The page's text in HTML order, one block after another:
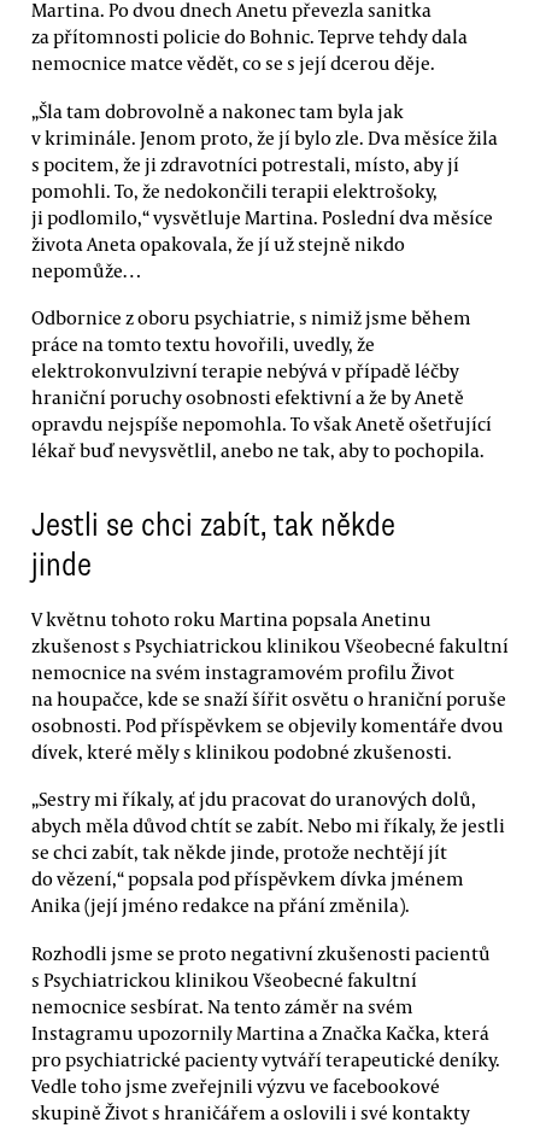
Martina. Po dvou dnech Anetu převezla sanitka
za přítomnosti policie do Bohnic. Teprve tehdy dala
nemocnice matce vědět, co se s její dcerou děje.
„Šla tam dobrovolně a nakonec tam byla jak
v kriminále. Jenom proto, že jí bylo zle. Dva měsíce žila
s pocitem, že ji zdravotníci potrestali, místo, aby jí
pomohli. To, že nedokončili terapii elektrošoky,
ji podlomilo,“ vysvětluje Martina. Poslední dva měsíce
života Aneta opakovala, že jí už stejně nikdo
nepomůže…
Odbornice z oboru psychiatrie, s nimiž jsme během
práce na tomto textu hovořili, uvedly, že
elektrokonvulzivní terapie nebývá v případě léčby
hraniční poruchy osobnosti efektivní a že by Anetě
opravdu nejspíše nepomohla. To však Anetě ošetřující
lékař buď nevysvětlil, anebo ne tak, aby to pochopila.
Jestli se chci zabít, tak někde
jinde
V květnu tohoto roku Martina popsala Anetinu
zkušenost s Psychiatrickou klinikou Všeobecné fakultní
nemocnice na svém instagramovém profilu Život
na houpačce, kde se snaží šířit osvětu o hraniční poruše
osobnosti. Pod příspěvkem se objevily komentáře dvou
dívek, které měly s klinikou podobné zkušenosti.
„Sestry mi říkaly, ať jdu pracovat do uranových dolů,
abych měla důvod chtít se zabít. Nebo mi říkaly, že jestli
se chci zabít, tak někde jinde, protože nechtějí jít
do vězení,“ popsala pod příspěvkem dívka jménem
Anika (její jméno redakce na přání změnila).
Rozhodli jsme se proto negativní zkušenosti pacientů
s Psychiatrickou klinikou Všeobecné fakultní
nemocnice sesbírat. Na tento záměr na svém
Instagramu upozornily Martina a Značka Kačka, která
pro psychiatrické pacienty vytváří terapeutické deníky.
Vedle toho jsme zveřejnili výzvu ve facebookové
skupině Život s hraničářem a oslovili i své kontakty